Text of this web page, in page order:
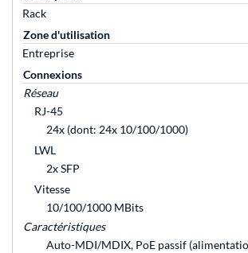
Rack
Zone d'utilisation
Entreprise
Connexions
Réseau
RJ-45
24x (dont: 24x 10/100/1000)
LWL
2x SFP
Vitesse
10/100/1000 MBits
Caractéristiques
Auto-MDI/MDIX, PoE passif